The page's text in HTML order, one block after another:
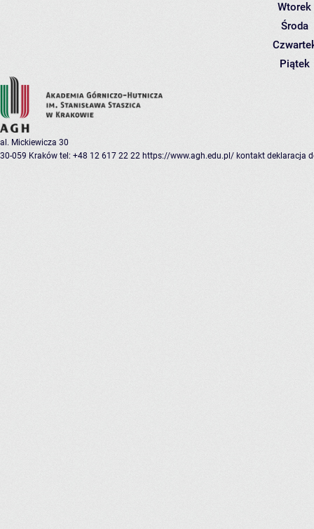
Wtorek
Środa
Piątek
al. Mickiewicza 30
30-059 Kraków tel: +48 12 617 22 22 https://www.agh.edu.pl/ kontakt deklaracja